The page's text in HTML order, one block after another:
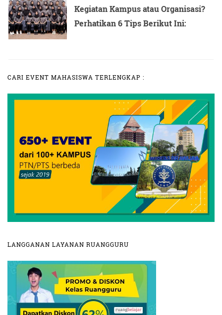
Kegiatan Kampus atau Organisasi?
Perhatikan 6 Tips Berikut Ini:
CARI EVENT MAHASISWA TERLENGKAP :
LANGGANAN LAYANAN RUANGGURU